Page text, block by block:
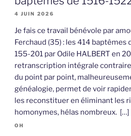
4 JUIN 2026
Je fais ce travail bénévole par
Ferchaud (35) : les 414 baptêmes
155-201 par Odile HALBERT en
retranscription intégrale
du point par point,
généalogie, permet de voir
les reconstituer en éliminant les
homonymes, hélas nombreux. […]
OH